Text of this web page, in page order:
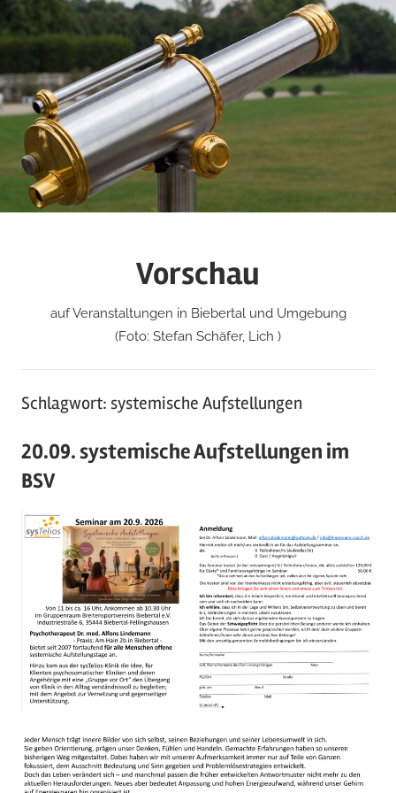
Zum
Inhalt
springen
Vorschau
auf Veranstaltungen in Biebertal und Umgebung
(Foto: Stefan Schäfer, Lich )
Schlagwort: systemische Aufstellungen
20.09. systemische Aufstellungen im
BSV